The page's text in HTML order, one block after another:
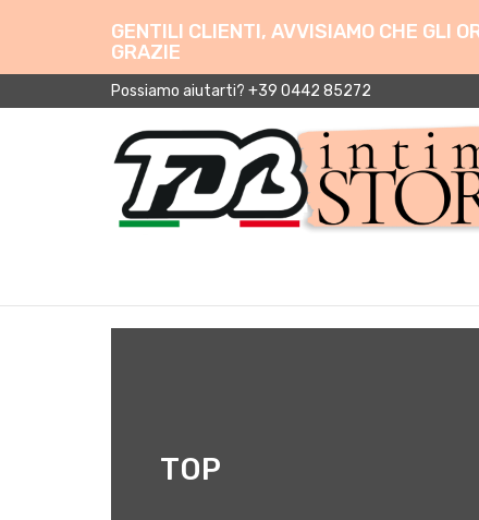
GENTILI CLIENTI, AVVISIAMO CHE GLI
GRAZIE
Possiamo aiutarti? +39 0442 85272
TOP